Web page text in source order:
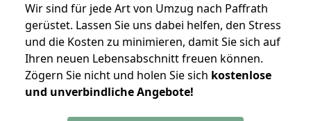
Wir sind für jede Art von Umzug nach Paffrath
gerüstet. Lassen Sie uns dabei helfen, den Stress
und die Kosten zu minimieren, damit Sie sich auf
Ihren neuen Lebensabschnitt freuen können.
Zögern Sie nicht und holen Sie sich kostenlose
und unverbindliche Angebote!